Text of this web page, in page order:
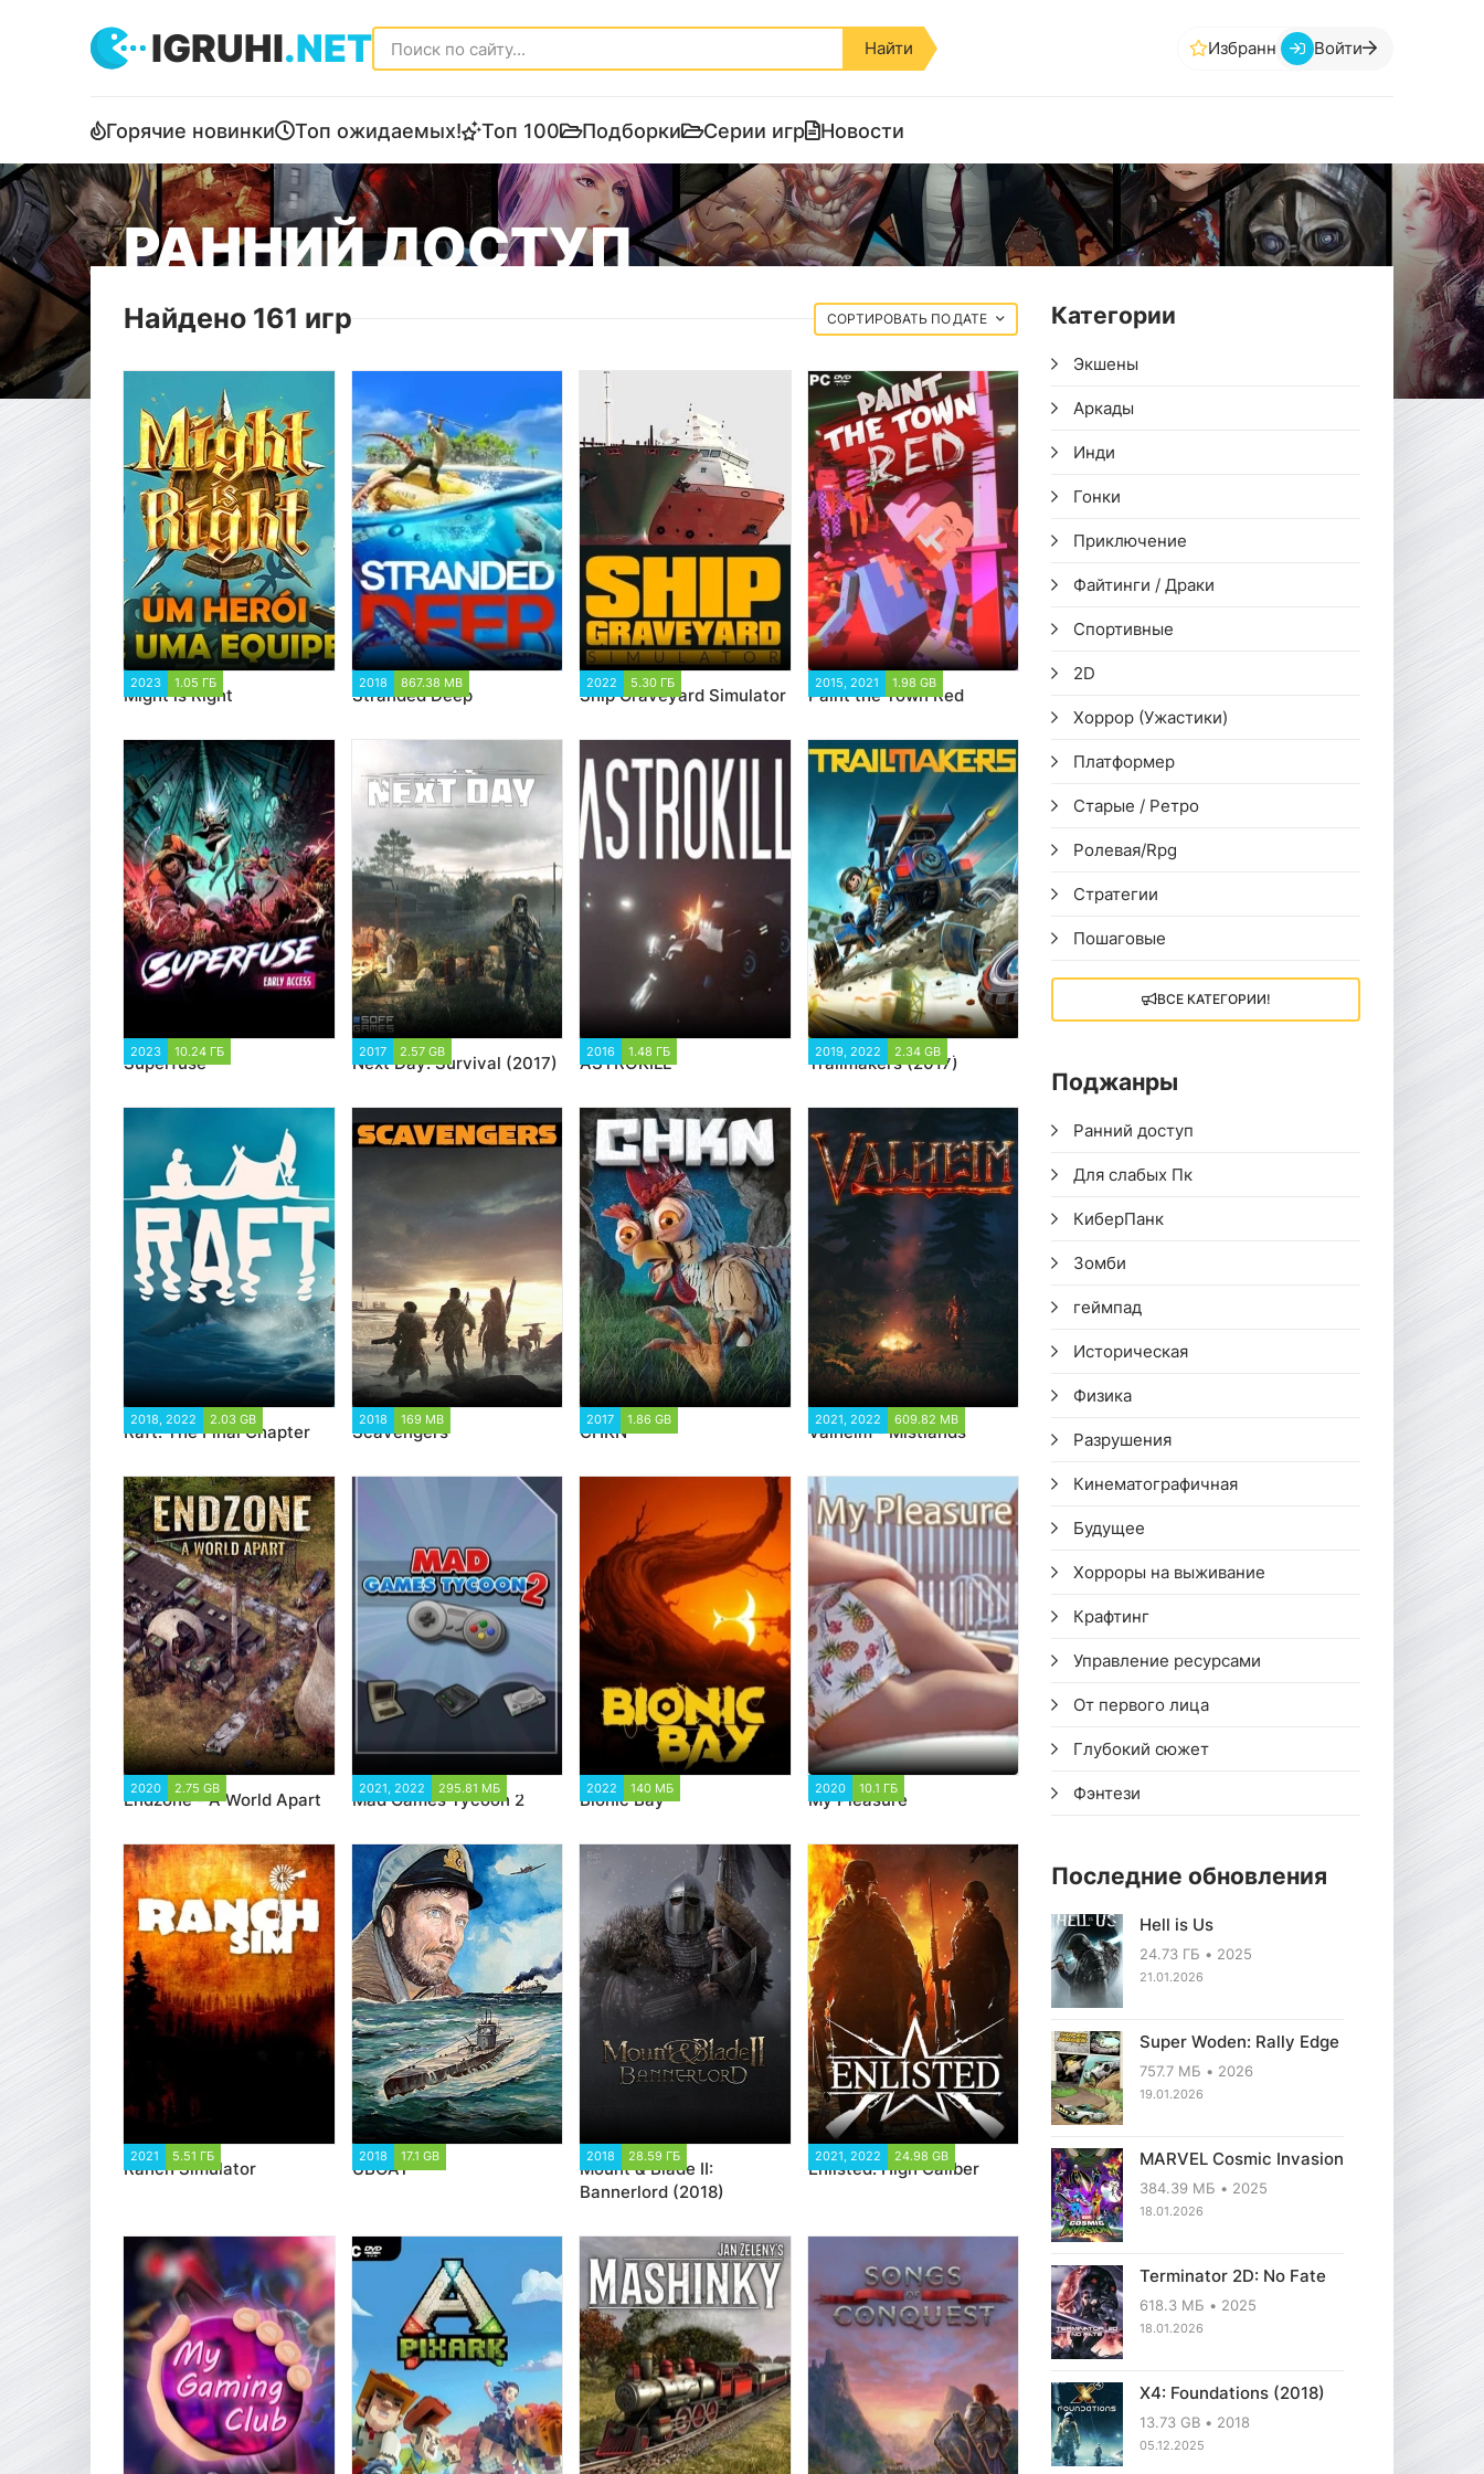
IGRUHI.NET Найти Избранное Войти
Горячие новинки Топ ожидаемых! Топ 100 Подборки Серии игр Новости
РАННИЙ ДОСТУП
Найдено 161 игр ДАТЕ
2023 1.05 ГБ
Might is Right
2018 867.38 MB
Stranded Deep
2022 5.30 ГБ
Ship Graveyard Simulator
2015, 2021 1.98 GB
Paint the Town Red
2023 10.24 ГБ
Superfuse
2017 2.57 GB
Next Day: Survival (2017)
2016 1.48 ГБ
ASTROKILL
2019, 2022 2.34 GB
Trailmakers (2017)
2018, 2022 2.03 GB
Raft: The Final Chapter
2018 169 MB
Scavengers
2017 1.86 GB
CHKN
2021, 2022
609.82 MB
Valheim - Mistlands
2020 2.75 GB
Endzone - A World Apart
2021, 2022 295.81 МБ
Mad Games Tycoon 2
2022 140 МБ
Bionic Bay
2020 10.1 ГБ
My Pleasure
2021 5.51 ГБ
Ranch Simulator
2018 17.1 GB
UBOAT
2018 28.59 ГБ
Mount & Blade II:
Bannerlord (2018)
2021, 2022 24.98 GB
Enlisted: High Caliber
Категории
Экшены
Аркады
Инди
Гонки
Приключение
Файтинги / Драки
Спортивные
2D
Хоррор (Ужастики)
Платформер
Старые / Ретро
Ролевая/Rpg
Стратегии
Пошаговые
ВСЕ КАТЕГОРИИ!
Поджанры
Ранний доступ
Для слабых Пк
КиберПанк
Зомби
геймпад
Историческая
Физика
Разрушения
Кинематографичная
Будущее
Хорроры на выживание
Крафтинг
Управление ресурсами
От первого лица
Глубокий сюжет
Фэнтези
Последние обновления
Hell is Us
24.73 ГБ 2025
21.01.2026
Super Woden: Rally Edge
757.7 МБ 2026
19.01.2026
MARVEL Cosmic Invasion
384.39 МБ 2025
18.01.2026
Terminator 2D: No Fate
618.3 МБ 2025
18.01.2026
X4: Foundations (2018)
13.73 GB 2018
05.12.2025